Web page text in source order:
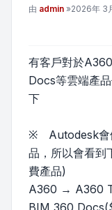
文章
由 admin »2026年 3
有客戶對於
Docs等雲端產
下
※ Autodesk會
品，所以會看到
費產品)
A360 → A360
BIM 360